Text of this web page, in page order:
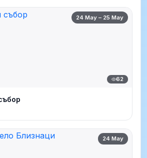
24 May – 25 May
62
24 May